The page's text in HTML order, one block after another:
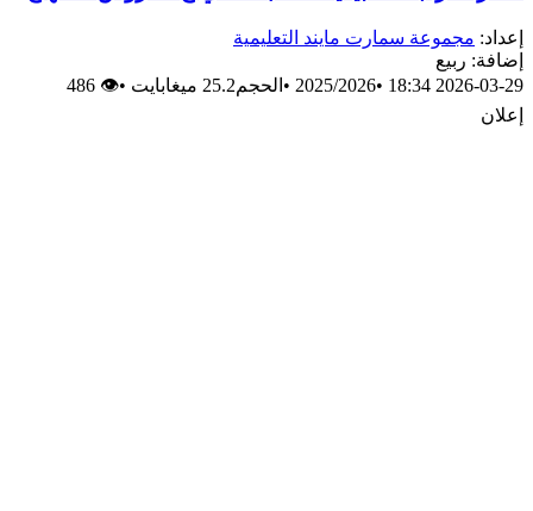
مجموعة سمارت مايند التعليمية
ربيع
2026-
•
2025/2026
•الحجم25.2 ميغابايت •
👁 486